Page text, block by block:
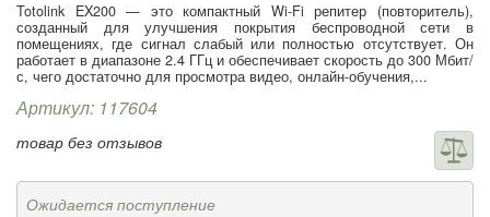
Totolink EX200 — это компактный Wi-Fi репитер (повторитель),
созданный для улучшения покрытия беспроводной сети в
помещениях, где сигнал слабый или полностью отсутствует. Он
работает в диапазоне 2.4 ГГц и обеспечивает скорость до 300 Мбит/
с, чего достаточно для просмотра видео, онлайн-обучения,...
Артикул: 117604
товар без отзывов
Ожидается поступление